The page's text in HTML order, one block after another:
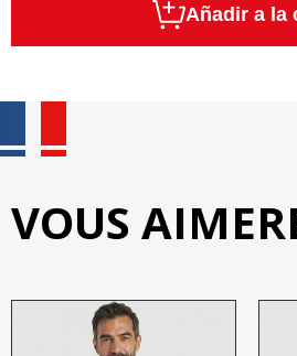
Añadir a la
VOUS